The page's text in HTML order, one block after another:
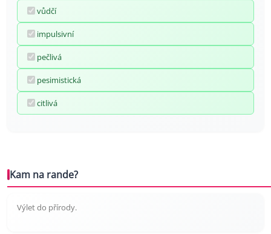
vůdčí
impulsivní
pečlivá
pesimistická
citlivá
Kam na rande?
Výlet do přírody.